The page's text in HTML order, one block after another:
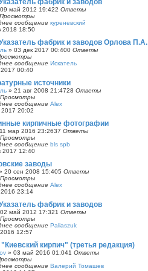
ю
09 май 2012 19:422 Ответы
Просмотры
сообщение куреневский
2018 18:50
фабрик и заводов Орлова П.А.
» 03 дек 2017 00:400 Ответы
сообщение Искатель
2017 00:40
источники
» 21 авг 2008 21:4728 Ответы
Просмотры
сообщение Alex
2017 20:02
кирпичные фотографии
11 мар 2016 23:2637 Ответы
Просмотры
сообщение bls spb
2017 12:40
заводы
20 сен 2008 15:405 Ответы
Просмотры
сообщение Alex
2016 23:14
фабрик и заводов
02 май 2012 17:321 Ответы
Просмотры
сообщение Paliaszuk
12:57
"Киевский кирпич" (третья редакция)
» 03 май 2016 01:041 Ответы
сообщение Валерий Томашев